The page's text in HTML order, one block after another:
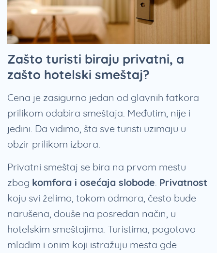
Zašto turisti biraju privatni, a
zašto hotelski smeštaj?
Cena je zasigurno jedan od glavnih fatkora
prilikom odabira smeštaja. Međutim, nije i
jedini. Da vidimo, šta sve turisti uzimaju u
obzir prilikom izbora.
Privatni smeštaj se bira na prvom mestu
zbog komfora i osećaja slobode Privatnost
koju svi želimo, tokom odmora, često bude
narušena, douše na posredan način, u
hotelskim smeštajima. Turistima, pogotovo
mlađim i onim koji istražuju mesta gde